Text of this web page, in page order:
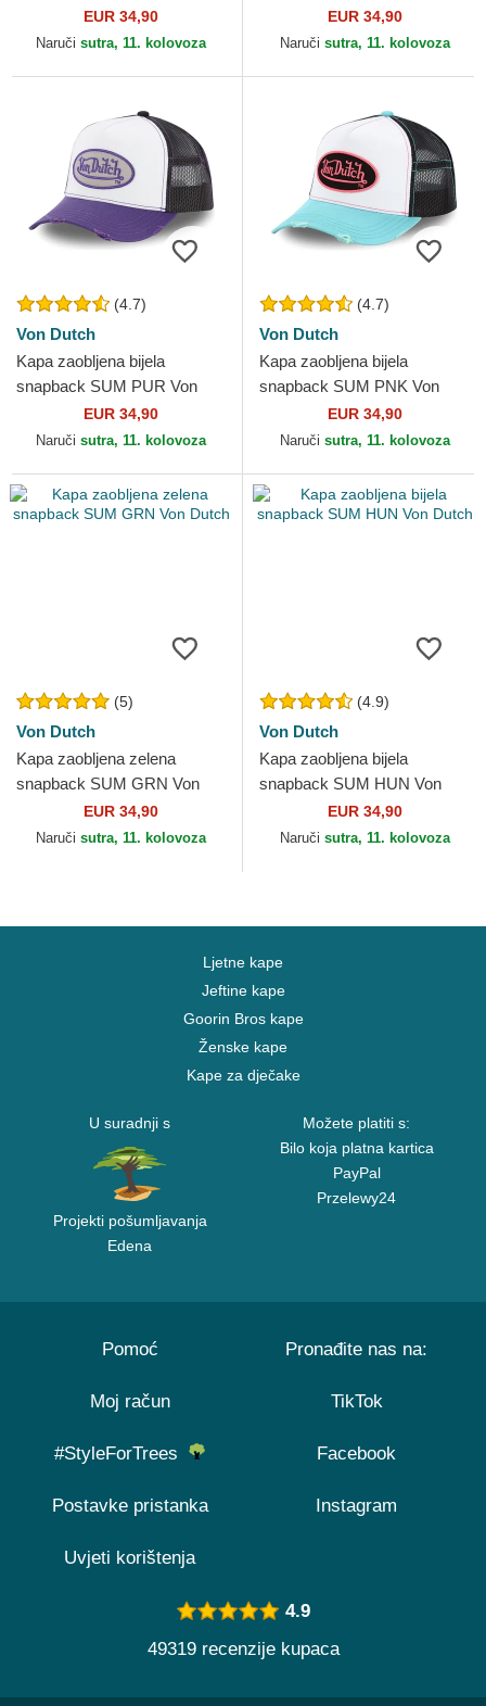
EUR 34,90
Naruči sutra, 11. kolovoza
EUR 34,90
Naruči sutra, 11. kolovoza
(4.7)
Von Dutch
Kapa zaobljena bijela
snapback SUM PUR Von
EUR 34,90
Naruči sutra, 11. kolovoza
(4.7)
Von Dutch
Kapa zaobljena bijela
snapback SUM PNK Von
EUR 34,90
Naruči sutra, 11. kolovoza
(5)
Von Dutch
Kapa zaobljena zelena
snapback SUM GRN Von
EUR 34,90
Naruči sutra, 11. kolovoza
(4.9)
Von Dutch
Kapa zaobljena bijela
snapback SUM HUN Von
EUR 34,90
Naruči sutra, 11. kolovoza
Ljetne kape
Jeftine kape
Goorin Bros kape
Ženske kape
Kape za dječake
U suradnji s
Projekti pošumljavanja
Edena
Možete platiti s:
Bilo koja platna kartica
PayPal
Przelewy24
Pomoć
Moj račun
#StyleForTrees
Postavke pristanka
Uvjeti korištenja
Pronađite nas na:
TikTok
Facebook
Instagram
4.9
49319 recenzije kupaca